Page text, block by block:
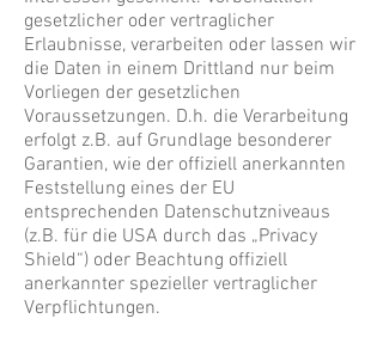
gesetzlicher oder vertraglicher
Erlaubnisse, verarbeiten oder lassen wir
die Daten in einem Drittland nur beim
Vorliegen der gesetzlichen
Voraussetzungen. D.h. die Verarbeitung
erfolgt z.B. auf Grundlage besonderer
Garantien, wie der offiziell anerkannten
Feststellung eines der EU
entsprechenden Datenschutzniveaus
(z.B. für die USA durch das „Privacy
Shield“) oder Beachtung offiziell
anerkannter spezieller vertraglicher
Verpflichtungen.